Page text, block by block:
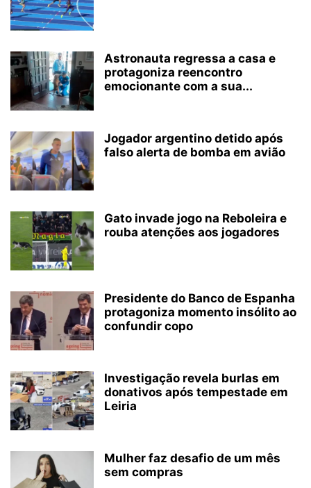
Astronauta regressa a casa e
protagoniza reencontro
emocionante com a sua...
Jogador argentino detido após
falso alerta de bomba em avião
Gato invade jogo na Reboleira e
rouba atenções aos jogadores
Presidente do Banco de Espanha
protagoniza momento insólito ao
confundir copo
Investigação revela burlas em
donativos após tempestade em
Leiria
Mulher faz desafio de um mês
sem compras